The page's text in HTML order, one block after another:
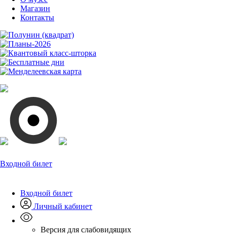
Магазин
Контакты
Входной билет
Входной билет
Личный кабинет
Версия для слабовидящих